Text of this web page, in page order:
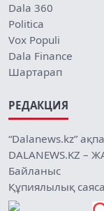
Dala 360
Politica
Vox Populi
Dala Finance
Шартарап
РЕДАКЦИЯ
“Dalanews.kz”
DALANEWS.KZ –
Байланыс
Құпиялылық